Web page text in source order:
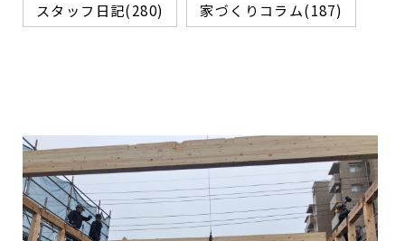
スタッフ日記(280) 家づくりコラム(187)